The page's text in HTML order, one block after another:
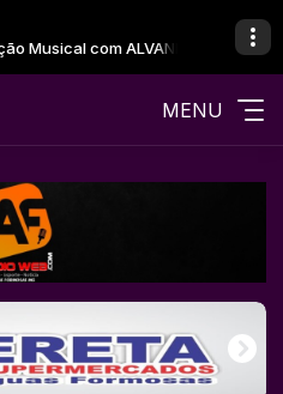
Musical com ALVANIR MONTEIRO
Power of Love
MENU